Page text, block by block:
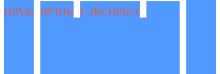
ПРАЗДНИЧНЫЙ ЭКСПРЕСС